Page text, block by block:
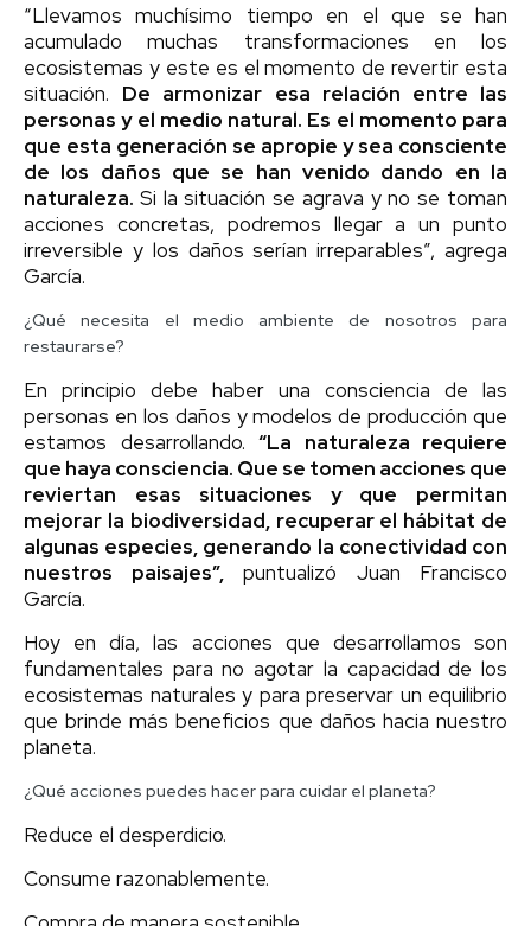
“Llevamos muchísimo tiempo en el que se han
acumulado muchas transformaciones en los
ecosistemas y este es el momento de revertir esta
situación. De armonizar esa relación entre las
personas y el medio natural. Es el momento para
que esta generación se apropie y sea consciente
de los daños que se han venido dando en la
naturaleza. Si la situación se agrava y no se toman
acciones concretas, podremos llegar a un punto
irreversible y los daños serían irreparables”, agrega
García.
¿Qué necesita el medio ambiente de nosotros para
restaurarse?
En principio debe haber una consciencia de las
personas en los daños y modelos de producción que
estamos desarrollando. “La naturaleza requiere
que haya consciencia. Que se tomen acciones que
reviertan esas situaciones y que permitan
mejorar la biodiversidad, recuperar el hábitat de
algunas especies, generando la conectividad con
nuestros paisajes”,puntualizó Juan Francisco
García.
Hoy en día, las acciones que desarrollamos son
fundamentales para no agotar la capacidad de los
ecosistemas naturales y para preservar un equilibrio
que brinde más beneficios que daños hacia nuestro
planeta.
¿Qué acciones puedes hacer para cuidar el planeta?
Reduce el desperdicio.
Consume razonablemente.